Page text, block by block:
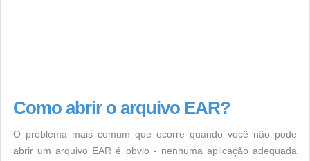
Como abrir o arquivo EAR?
O problema mais comum que ocorre quando você não pode
abrir um arquivo EAR é obvio - nenhuma aplicação adequada